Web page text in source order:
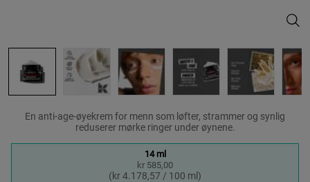
En anti-age-øyekrem for menn som løfter, strammer og synlig
reduserer mørke ringer under øynene.
Selected
14 ml
kr 585,00
(kr 4.178,57 / 100 ml)
, 1 of 1